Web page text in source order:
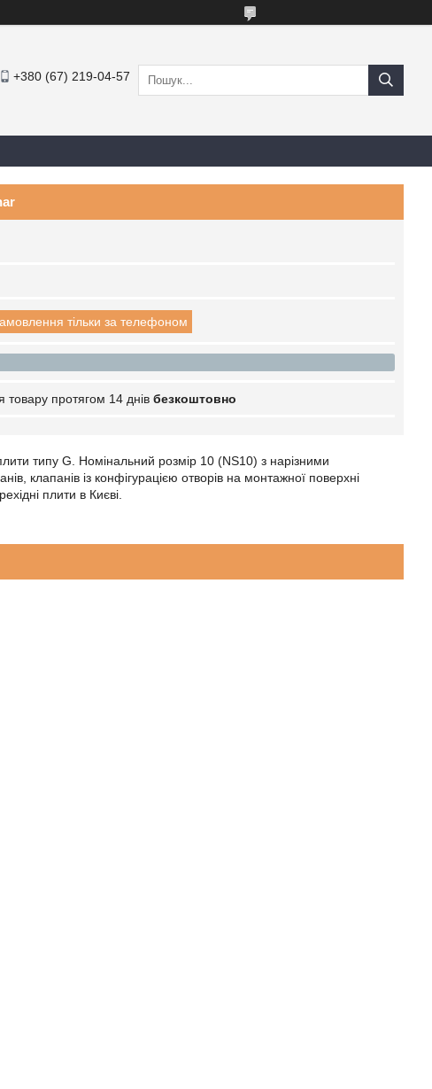
+380 (67) 219-04-57
тільки за телефоном
товару протягом 14 днів безкоштовно
типу G. Номінальний розмір 10 (NS10) з нарізними
клапанів із конфігурацією отворів на монтажної поверхні
плити в Києві.